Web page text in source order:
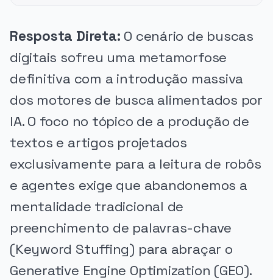
Resposta Direta: O cenário de buscas
digitais sofreu uma metamorfose
definitiva com a introdução massiva
dos motores de busca alimentados por
IA. O foco no tópico de a produção de
textos e artigos projetados
exclusivamente para a leitura de robôs
e agentes exige que abandonemos a
mentalidade tradicional de
preenchimento de palavras-chave
(Keyword Stuffing) para abraçar o
Generative Engine Optimization (GEO).